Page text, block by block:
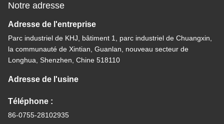
Notre adresse
Adresse de l'entreprise
Parc industriel de KHJ, bâtiment 1, parc industriel de Chuangxin,
la communauté de Xintian, Guanlan, nouveau secteur de
Longhua, Shenzhen, Chine 518110
Adresse de l'usine
Téléphone :
86-0755-28102935